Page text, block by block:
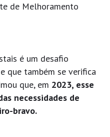
de Melhoramento
é um desafio
que também se verifica
que, em 2023, esse
necessidades de
bravo.